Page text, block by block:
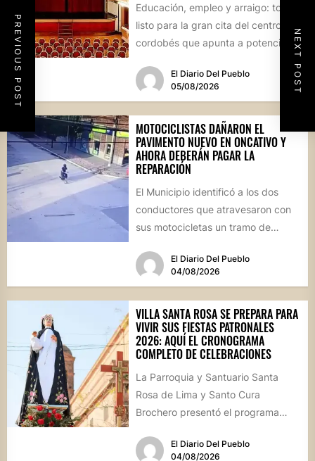
PREVIOUS POST NEXT POST
Educación, empleo y arraigo: todo
listo para la gran cita del centro
cordobés que apunta a potenciar el
El Diario Del Pueblo
05/08/2026
MOTOCICLISTAS DAÑARON EL
PAVIMENTO NUEVO EN ONCATIVO Y
AHORA DEBERÁN PAGAR LA
REPARACIÓN
El Municipio identificó a los dos
conductores que atravesaron con
sus motocicletas un tramo de
calle...
El Diario Del Pueblo
04/08/2026
VILLA SANTA ROSA SE PREPARA PARA
VIVIR SUS FIESTAS PATRONALES
2026: AQUÍ EL CRONOGRAMA
COMPLETO DE CELEBRACIONES
La Parroquia y Santuario Santa
Rosa de Lima y Santo Cura
Brochero presentó el programa
El Diario Del Pueblo
04/08/2026